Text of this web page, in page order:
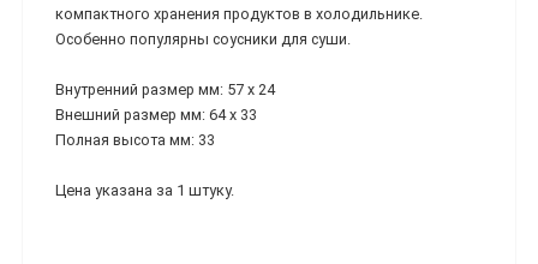
компактного хранения продуктов в холодильнике.
Особенно популярны соусники для суши.
Внутренний размер мм: 57 х 24
Внешний размер мм: 64 х 33
Полная высота мм: 33
Цена указана за 1 штуку.